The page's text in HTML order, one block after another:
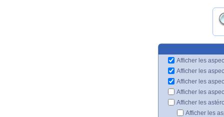
Afficher les
Afficher les
Afficher les
Afficher les
Afficher les
Afficher les